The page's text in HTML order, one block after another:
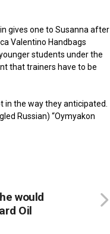
gives one to Susanna after
Valentino Handbags
students under the
that trainers have to be
in the way they anticipated.
Russian) “Oymyakon
would
Oil